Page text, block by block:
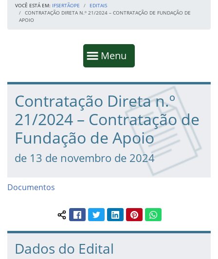
VOCÊ ESTÁ EM: IFSERTÃOPE
EDITAIS
CONTRATAÇÃO DIRETA N.º 21/2024 – CONTRATAÇÃO DE FUNDAÇÃO DE
APOIO
Mostrar
Menu
Fim da navegação
Início do conteúdo
Contratação Direta n.º
21/2024 – Contratação de
Fundação de Apoio
de 13 de novembro de 2024
Documentos
Compartilhar conteúdo:
FacebookTwitterLinkedInPinterestWhatsApp
Dados do Edital